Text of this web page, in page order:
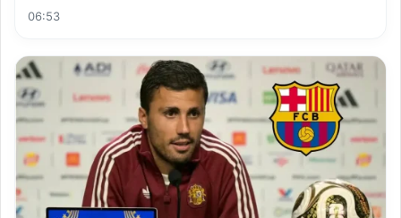
06:53